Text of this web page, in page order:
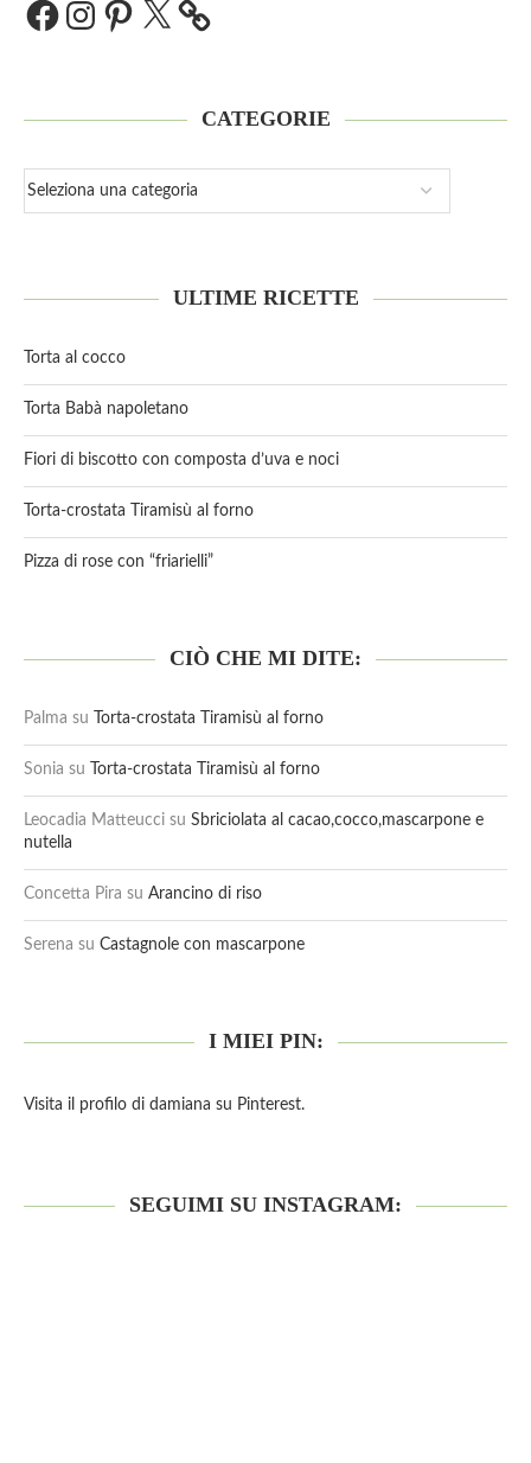
CATEGORIE
ULTIME RICETTE
Torta al cocco
Torta Babà napoletano
Fiori di biscotto con composta d’uva e noci
Torta-crostata Tiramisù al forno
Pizza di rose con “friarielli”
CIÒ CHE MI DITE:
Palma su Torta-crostata Tiramisù al forno
Sonia su Torta-crostata Tiramisù al forno
Leocadia Matteucci su Sbriciolata al cacao,cocco,mascarpone e
nutella
Concetta Pira su Arancino di riso
Serena su Castagnole con mascarpone
I MIEI PIN:
Visita il profilo di damiana su Pinterest.
SEGUIMI SU INSTAGRAM: